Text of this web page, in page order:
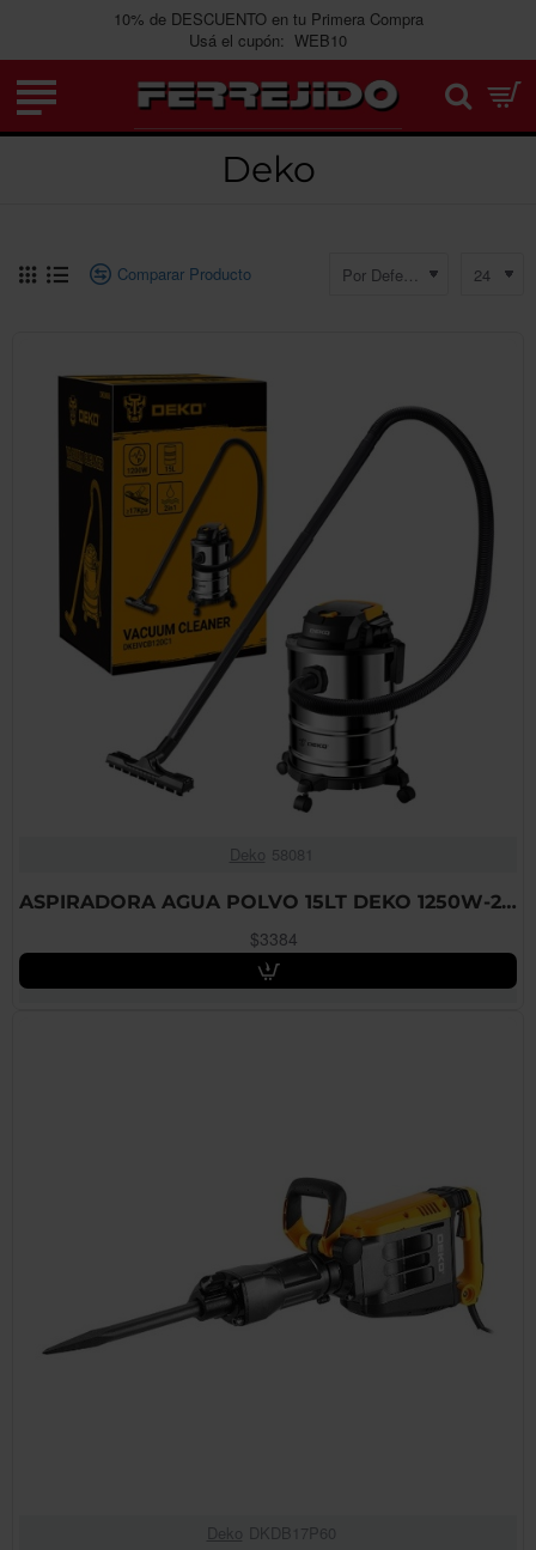
10% de DESCUENTO en tu Primera Compra
Usá el cupón: WEB10
Deko
Comparar Producto
Deko 58081
ASPIRADORA AGUA POLVO 15LT DEKO 1250W-220V DKEIVCB120C1
$3384
Deko DKDB17P60